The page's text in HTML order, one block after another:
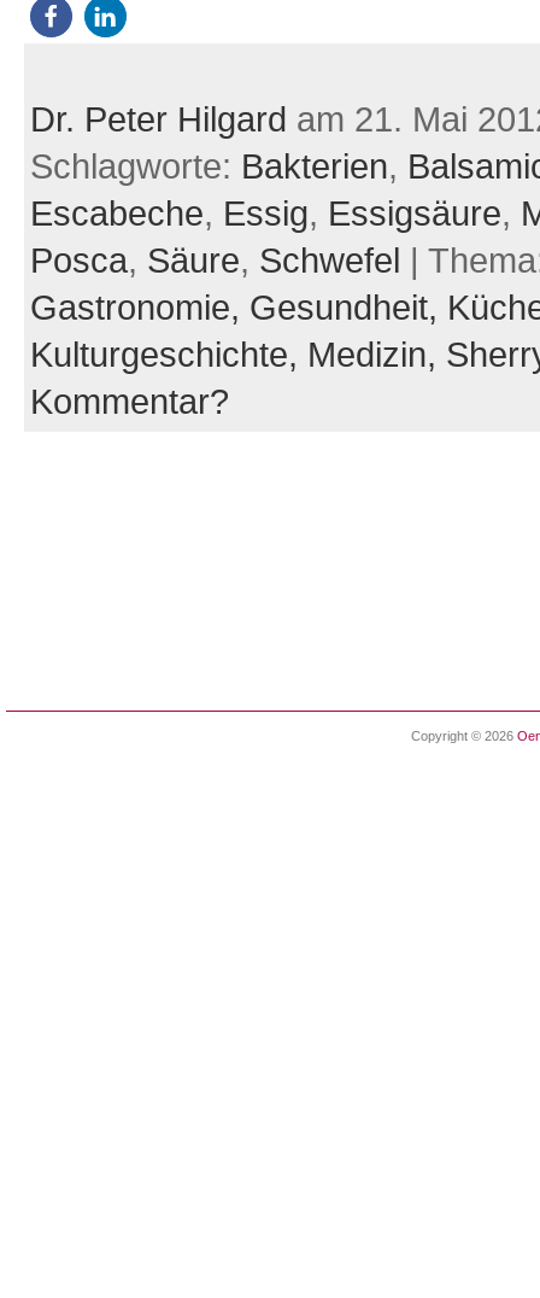
Dr. Peter Hilgard am 21. Mai
Schlagworte: Bakterien,
Escabeche, Essig, Essigsäure,
Posca, Säure, Schwefel |
Gastronomie, Gesundheit,
Kulturgeschichte, Medizin,
Kommentar?
Copyright © 2026